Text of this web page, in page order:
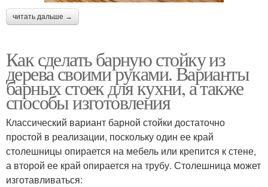
читать дальше →
Как сделать барную стойку из
дерева своими руками. Варианты
барных стоек для кухни, а также
способы изготовления
Классический вариант барной стойки достаточно
простой в реализации, поскольку один ее край
столешницы опирается на мебель или крепится к стене,
а второй ее край опирается на трубу. Столешница может
изготавливаться: